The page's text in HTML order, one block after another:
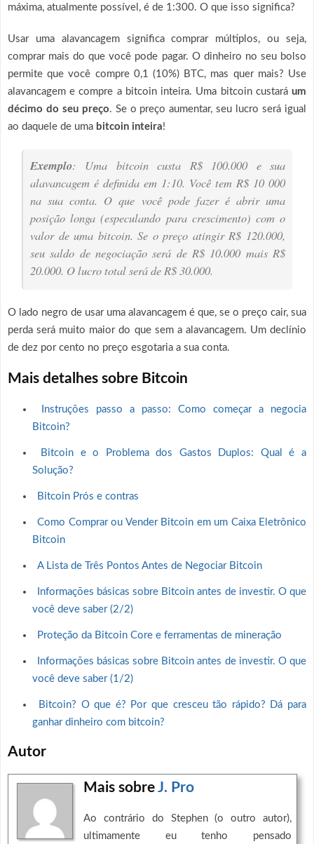
máxima, atualmente possível, é de 1:300. O que isso significa?
Usar uma alavancagem significa comprar múltiplos, ou seja,
comprar mais do que você pode pagar. O dinheiro no seu bolso
permite que você compre 0,1 (10%) BTC, mas quer mais? Use
alavancagem e compre a bitcoin inteira. Uma bitcoin custará um
décimo do seu preço. Se o preço aumentar, seu lucro será igual
ao daquele de uma bitcoin inteira!
Exemplo: Uma bitcoin custa R$ 100.000 e sua
alavancagem é definida em 1:10. Você tem R$ 10 000
na sua conta. O que você pode fazer é abrir uma
posição longa (especulando para crescimento) com o
valor de uma bitcoin. Se o preço atingir R$ 120.000,
seu saldo de negociação será de R$ 10.000 mais R$
20.000. O lucro total será de R$ 30.000.
O lado negro de usar uma alavancagem é que, se o preço cair, sua
perda será muito maior do que sem a alavancagem. Um declínio
de dez por cento no preço esgotaria a sua conta.
Mais detalhes sobre Bitcoin
Instruções passo a passo: Como começar a negocia
Bitcoin?
Bitcoin e o Problema dos Gastos Duplos: Qual é a
Solução?
Bitcoin Prós e contras
Como Comprar ou Vender Bitcoin em um Caixa Eletrônico
Bitcoin
A Lista de Três Pontos Antes de Negociar Bitcoin
Informações básicas sobre Bitcoin antes de investir. O que
você deve saber (2/2)
Proteção da Bitcoin Core e ferramentas de mineração
Informações básicas sobre Bitcoin antes de investir. O que
você deve saber (1/2)
Bitcoin? O que é? Por que cresceu tão rápido? Dá para
ganhar dinheiro com bitcoin?
Autor
Mais sobreJ. Pro
Ao contrário do Stephen (o outro autor),
ultimamente eu tenho pensado